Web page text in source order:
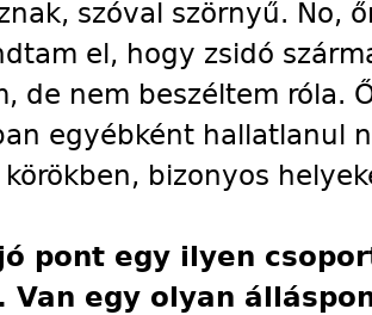
szóval szörnyű. No,
el, hogy zsidó
de nem beszéltem róla.
egyébként hallatlanul
bizonyos
pont egy ilyen
Van egy olyan